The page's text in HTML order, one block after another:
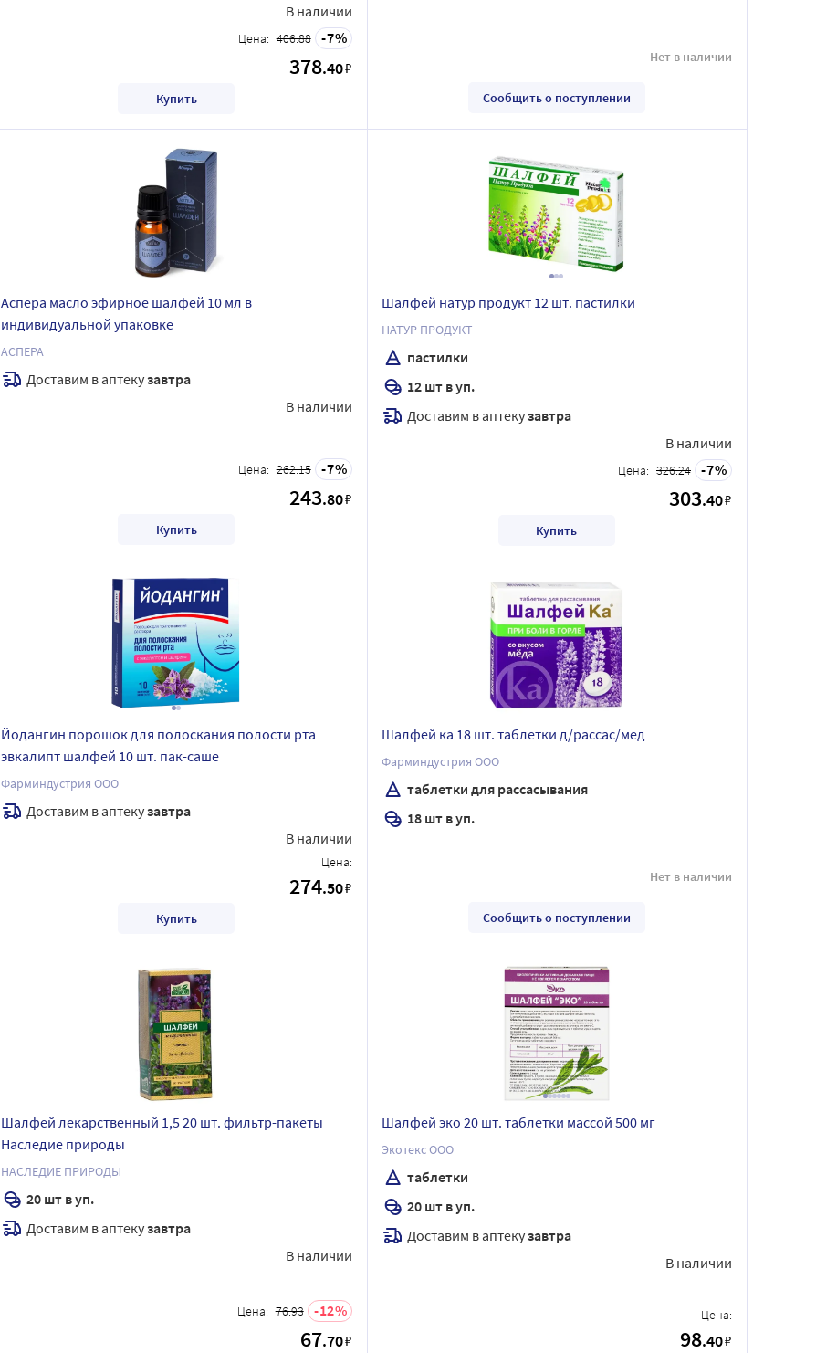
В наличии
Цена: 406.88 7
378.40₽
Купить
Нет в наличии
Сообщить о поступлении
Аспера масло эфирное шалфей 10 мл в
индивидуальной упаковке
АСПЕРА
Доставим в аптекузавтра
В наличии
Цена: 262.15 7
243.80₽
Купить
Шалфей натур продукт 12 шт. пастилки
НАТУР ПРОДУКТ
пастилки
12 шт в уп.
Доставим в аптекузавтра
В наличии
Цена: 326.24 7
303.40₽
Купить
Йодангин порошок для полоскания полости рта
эвкалипт шалфей 10 шт. пак-саше
Фарминдустрия ООО
Доставим в аптекузавтра
В наличии
Цена:
274.50₽
Купить
Шалфей ка 18 шт. таблетки д/рассас/мед
Фарминдустрия ООО
таблетки для рассасывания
18 шт в уп.
Нет в наличии
Сообщить о поступлении
Шалфей лекарственный 1,5 20 шт. фильтр-пакеты
Наследие природы
НАСЛЕДИЕ ПРИРОДЫ
20 шт в уп.
Доставим в аптекузавтра
В наличии
Цена: 76.93 12
67.70₽
Шалфей эко 20 шт. таблетки массой 500 мг
Экотекс ООО
таблетки
20 шт в уп.
Доставим в аптекузавтра
В наличии
Цена:
98.40₽